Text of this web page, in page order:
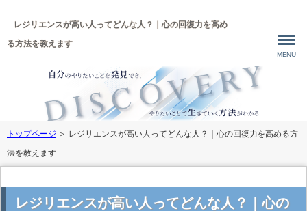
レジリエンスが高い人ってどんな人？｜心の回復力を高め
る方法を教えます
MENU
トップページ ＞ レジリエンスが高い人ってどんな人？｜心の回復力を高める方
法を教えます
レジリエンスが高い人ってどんな人？｜心の